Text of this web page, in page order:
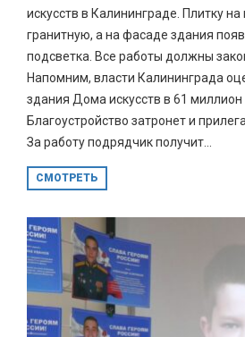
искусств в Калининграде. Плитку
гранитную, а на фасаде здания
подсветка. Все работы должны
Напомним, власти Калининграда
здания Дома искусств в 61 миллион
Благоустройство затронет и
За работу подрядчик получит...
СМОТРЕТЬ